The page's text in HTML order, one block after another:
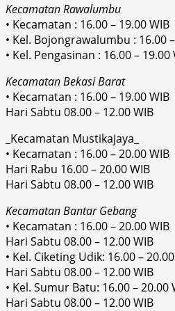
Kecamatan Rawalumbu
• Kecamatan : 16.00 – 19.00 WIB
• Kel. Bojongrawalumbu : 16.00
• Kel. Pengasinan : 16.00 – 19.00
Kecamatan Bekasi Barat
• Kecamatan : 16.00 – 19.00 WIB
Hari Sabtu 08.00 – 12.00 WIB
_Kecamatan Mustikajaya_
• Kecamatan : 16.00 – 20.00 WIB
Hari Rabu 16.00 – 20.00 WIB
Hari Sabtu 08.00 – 12.00 WIB
Kecamatan Bantar Gebang
• Kecamatan : 16.00 – 20.00 WIB
Hari Sabtu 08.00 – 12.00 WIB
• Kel. Ciketing Udik: 16.00 –
Hari Sabtu 08.00 – 12.00 WIB
• Kel. Sumur Batu: 16.00 – 20.00
Hari Sabtu 08.00 – 12.00 WIB